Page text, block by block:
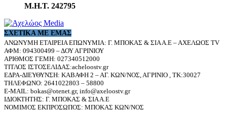
Μ.Η.Τ. 242795
ΣΧΕΤΙΚΆ ΜΕ ΕΜΆΣ
ΑΝΩΝΥΜΗ ΕΤΑΙΡΕΙΑ ΕΠΩΝΥΜΙΑ: Γ. ΜΠΟΚΑΣ & ΣΙΑ Α.Ε – ΑΧΕΛΩΟΣ TV
ΑΦΜ: 094300499 – ΔΟΥ ΑΓΡΙΝΙΟΥ
ΑΡΙΘΜΟΣ ΓΕΜΗ: 027340512000
ΤΙΤΛΟΣ ΙΣΤΟΣΕΛΙΔΑΣ:acheloostv.gr
ΕΔΡΑ-ΔΙΕΥΘΥΝΣΗ: ΚΑΒΑΦΗ 2 – ΑΓ. ΚΩΝ/ΝΟΣ, ΑΓΡΙΝΙΟ , ΤΚ:30027
ΤΗΛΕΦΩΝΟ: 2641022803 – 58800
E-MAIL: bokas@otenet.gr, info@axeloostv.gr
ΙΔΙΟΚΤΗΤΗΣ: Γ. ΜΠΟΚΑΣ & ΣΙΑ Α.Ε
ΝΟΜΙΜΟΣ ΕΚΠΡΟΣΩΠΟΣ: ΜΠΟΚΑΣ ΚΩΝ/ΝΟΣ